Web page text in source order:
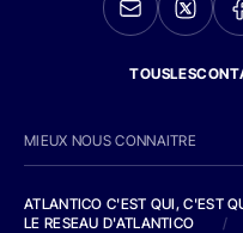
MIEUX NOUS CONNAITRE
ATLANTICO C'EST QUI, C'EST
LE RESEAU D'ATLANTICO
/